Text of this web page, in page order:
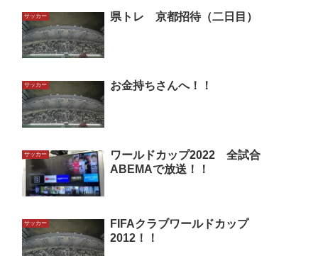
サッカー 県トレ 京都招待（二日目）
サッカー お金持ちさんへ！！
サッカー
ワールドカップ2022 全試合
ABEMAで放送！！
サッカー
FIFAクラブワールドカップ
2012！！